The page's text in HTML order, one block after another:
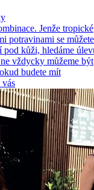
Jenže tropické
potravinami se můžete
kůži, hledáme
vždycky můžeme být
budete mít